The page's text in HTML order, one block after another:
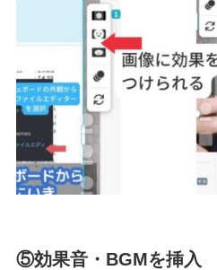
⑤効果音・BGMを挿入